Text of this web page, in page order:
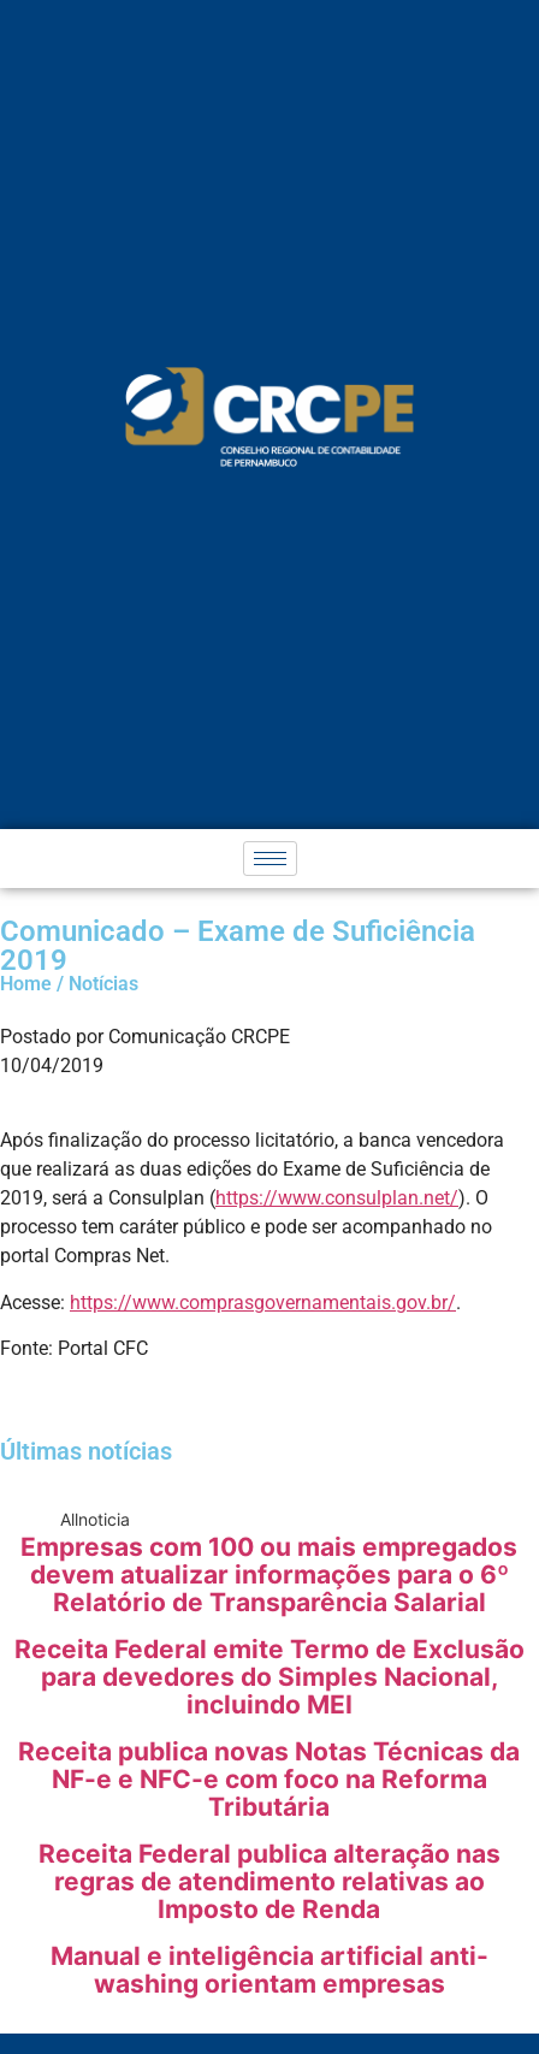
Comunicado – Exame de Suficiência
2019
Home / Notícias
Postado por Comunicação CRCPE
10/04/2019
Após finalização do processo licitatório, a banca vencedora
que realizará as duas edições do Exame de Suficiência de
2019, será a Consulplan (https://www.consulplan.net/). O
processo tem caráter público e pode ser acompanhado no
portal Compras Net.
Acesse: https://www.comprasgovernamentais.gov.br/.
Fonte: Portal CFC
Últimas notícias
Allnoticia
Empresas com 100 ou mais empregados
devem atualizar informações para o 6º
Relatório de Transparência Salarial
Receita Federal emite Termo de Exclusão
para devedores do Simples Nacional,
incluindo MEI
Receita publica novas Notas Técnicas da
NF-e e NFC-e com foco na Reforma
Tributária
Receita Federal publica alteração nas
regras de atendimento relativas ao
Imposto de Renda
Manual e inteligência artificial anti-
washing orientam empresas